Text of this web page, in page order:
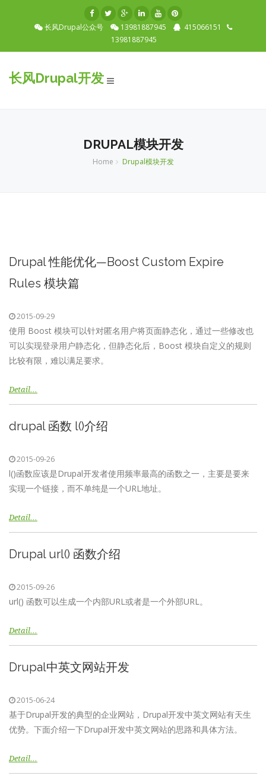
长风Drupal公众号 13981887945
415066151
13981887945
长风Drupal开发 Toggle
DRUPAL模块开发
Home Drupal模块开发
Drupal 性能优化—Boost Custom Expire
Rules 模块篇
2015-09-29
使用 Boost 模块可以针对匿名用户将页面静态化，通过一些修改也
可以实现登录用户静态化，但静态化后，Boost 模块自定义的规则
比较有限，难以满足要求。
Detail…
drupal 函数 l()介绍
2015-09-26
l()函数应该是Drupal开发者使用频率最高的函数之一，主要是要来
实现一个链接，而不单纯是一个URL地址。
Detail…
Drupal url() 函数介绍
2015-09-26
url() 函数可以生成一个内部URL或者是一个外部URL。
Detail…
Drupal中英文网站开发
2015-06-24
基于Drupal开发的典型的企业网站，Drupal开发中英文网站有天生
优势。下面介绍一下Drupal开发中英文网站的思路和具体方法。
Detail…